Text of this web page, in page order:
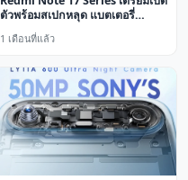
ตัวพร้อมสเปกหลุด แบตเตอรี่
อลังการ
1 เดือนที่แล้ว